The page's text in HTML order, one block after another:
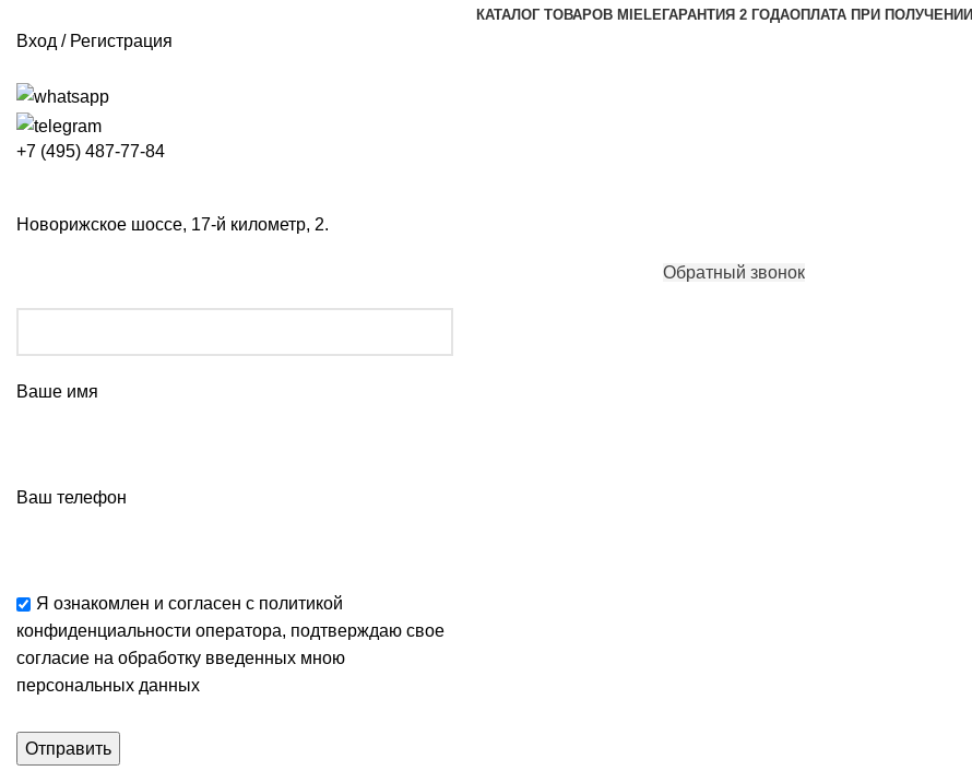
КАТАЛОГ ТОВАРОВ MIELEГАРАНТИЯ 2 ГОДАОПЛАТА ПРИ ПОЛУЧЕНИИ
Вход / Регистрация
+7 (495) 487-77-84
Новорижское шоссе, 17-й километр, 2.
Обратный звонок
Ваше имя
Ваш телефон
Я ознакомлен и согласен с политикой
конфиденциальности оператора, подтверждаю свое
согласие на обработку введенных мною
персональных данных